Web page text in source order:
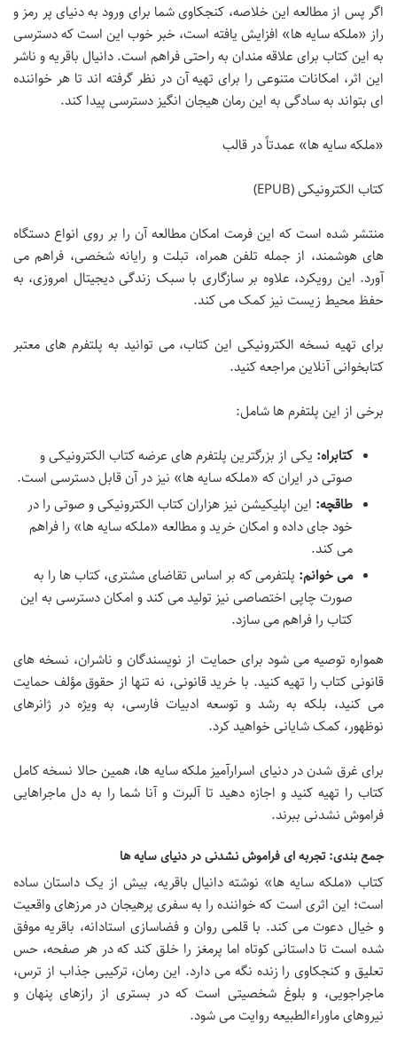
اگر پس از مطالعه این خلاصه، کنجکاوی شما برای ورود به دنیای پر رمز و
راز «ملکه سایه ها» افزایش یافته است، خبر خوب این است که دسترسی
به این کتاب برای علاقه مندان به راحتی فراهم است. دانیال باقریه و ناشر
این اثر، امکانات متنوعی را برای تهیه آن در نظر گرفته اند تا هر خواننده
ای بتواند به سادگی به این رمان هیجان انگیز دسترسی پیدا کند.
«ملکه سایه ها» عمدتاً در قالب
کتاب الکترونیکی (EPUB)
منتشر شده است که این فرمت امکان مطالعه آن را بر روی انواع دستگاه
های هوشمند، از جمله تلفن همراه، تبلت و رایانه شخصی، فراهم می
آورد. این رویکرد، علاوه بر سازگاری با سبک زندگی دیجیتال امروزی، به
حفظ محیط زیست نیز کمک می کند.
برای تهیه نسخه الکترونیکی این کتاب، می توانید به پلتفرم های معتبر
کتابخوانی آنلاین مراجعه کنید.
برخی از این پلتفرم ها شامل:
کتابراه: یکی از بزرگترین پلتفرم های عرضه کتاب الکترونیکی و
صوتی در ایران که «ملکه سایه ها» نیز در آن قابل دسترسی است.
طاقچه: این اپلیکیشن نیز هزاران کتاب الکترونیکی و صوتی را در
خود جای داده و امکان خرید و مطالعه «ملکه سایه ها» را فراهم
می کند.
می خوانم: پلتفرمی که بر اساس تقاضای مشتری، کتاب ها را به
صورت چاپی اختصاصی نیز تولید می کند و امکان دسترسی به این
کتاب را فراهم می سازد.
همواره توصیه می شود برای حمایت از نویسندگان و ناشران، نسخه های
قانونی کتاب را تهیه کنید. با خرید قانونی، نه تنها از حقوق مؤلف حمایت
می کنید، بلکه به رشد و توسعه ادبیات فارسی، به ویژه در ژانرهای
نوظهور، کمک شایانی خواهید کرد.
برای غرق شدن در دنیای اسرارآمیز ملکه سایه ها، همین حالا نسخه کامل
کتاب را تهیه کنید و اجازه دهید تا آلبرت و آنا شما را به دل ماجراهایی
فراموش نشدنی ببرند.
جمع بندی: تجربه ای فراموش نشدنی در دنیای سایه ها
کتاب «ملکه سایه ها» نوشته دانیال باقریه، بیش از یک داستان ساده
است؛ این اثری است که خواننده را به سفری پرهیجان در مرزهای واقعیت
و خیال دعوت می کند. با قلمی روان و فضاسازی استادانه، باقریه موفق
شده است تا داستانی کوتاه اما پرمغز را خلق کند که در هر صفحه، حس
تعلیق و کنجکاوی را زنده نگه می دارد. این رمان، ترکیبی جذاب از ترس،
ماجراجویی، و بلوغ شخصیتی است که در بستری از رازهای پنهان و
نیروهای ماوراءالطبیعه روایت می شود.